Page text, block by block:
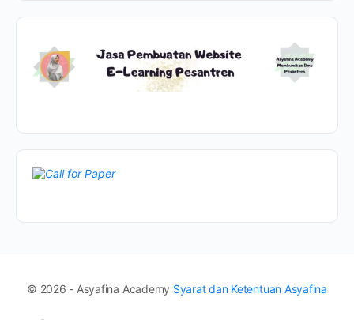
© 2026 - Asyafina Academy Syarat dan Ketentuan Asyafina